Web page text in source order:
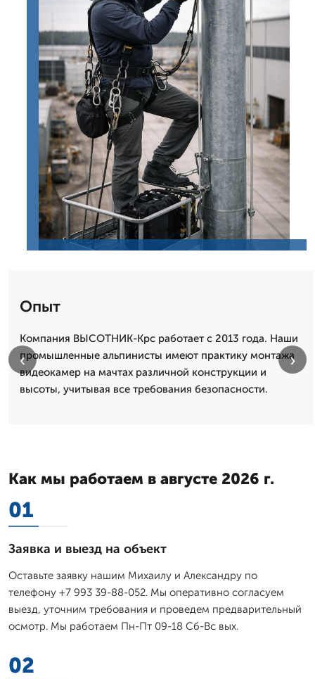
Опыт
Компания ВЫСОТНИК-Крс работает с 2013 года. Наши
промышленные альпинисты имеют практику монтажа
видеокамер на мачтах различной конструкции и
высоты, учитывая все требования безопасности.
‹ ›
Как мы работаем в августе 2026 г.
01
Заявка и выезд на объект
Оставьте заявку нашим Михаилу и Александру по
телефону +7 993 39-88-052. Мы оперативно согласуем
выезд, уточним требования и проведем предварительный
осмотр. Мы работаем Пн-Пт 09-18 Сб-Вс вых.
02